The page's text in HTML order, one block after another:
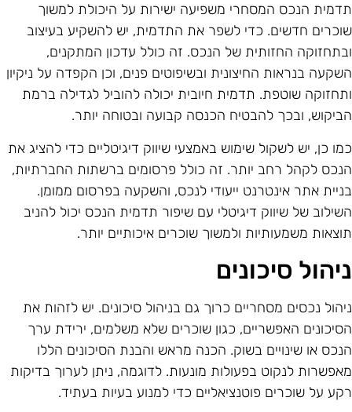
הנכס המסחרי משפיעה ישירות על היכולת למשוך
חדשים. כדי לשפר את התדמית, יש להשקיע בעיצוב
החזותית של הנכס. זה כולל עדכון המתקנים,
בנראות החיצונית ובשיפוטים פנים, וכן הקפדה על ניקיון
שוטפת. תדמית חיובית יכולה להוביל לגדילה ברמת
ובכך להבטיח הכנסה קבועה ובטוחה יותר.
כן, יש לשקול שימוש באמצעי שיווק דיגיטליים כדי להציג את
לקהל רחב יותר. זה כולל פרסומים ברשתות החברתיות,
אתר אינטרנט ייעודי לנכס, והשקעה בפרסום ממומן.
של שיווק דיגיטלי עם שיפור תדמית הנכס יכול להניב
משמעותיות ולמשוך שוכרים איכותיים יותר.
סיכונים
נכסים מסחריים כרוך גם בניהול סיכונים. יש לזהות את
האפשריים, כגון שוכרים שלא משלמים, ירידת ערך
או שינויים בשוק. הכנה מראש והבנת הסיכונים הללו
לנקוט בפעולות מונעות. לדוגמה, ניתן לערוך בדיקות
על שוכרים פוטנציאליים כדי למנוע בעיות בעתיד.